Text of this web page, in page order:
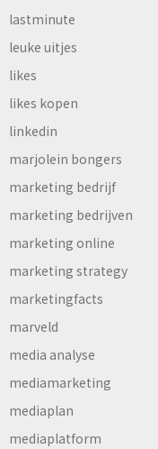
lastminute
leuke uitjes
likes
likes kopen
linkedin
marjolein bongers
marketing bedrijf
marketing bedrijven
marketing online
marketing strategy
marketingfacts
marveld
media analyse
mediamarketing
mediaplan
mediaplatform